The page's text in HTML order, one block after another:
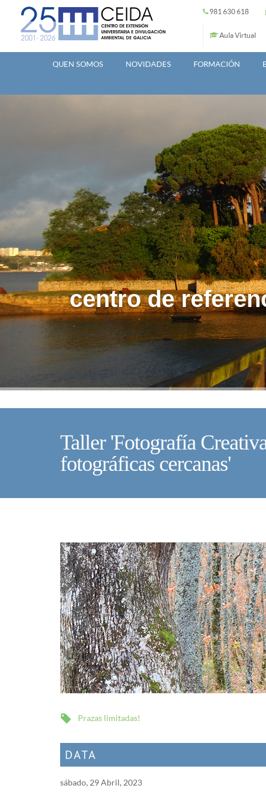
Ir o contido principal 981 630 618
Aula Virtual
QUEN SOMOS NOVIDADES FORMACIÓN
centro de
Taller 'Fotografía
fotográficas cercanas'
Prazas limitadas!
DATA
sábado, 29 Abril, 2023